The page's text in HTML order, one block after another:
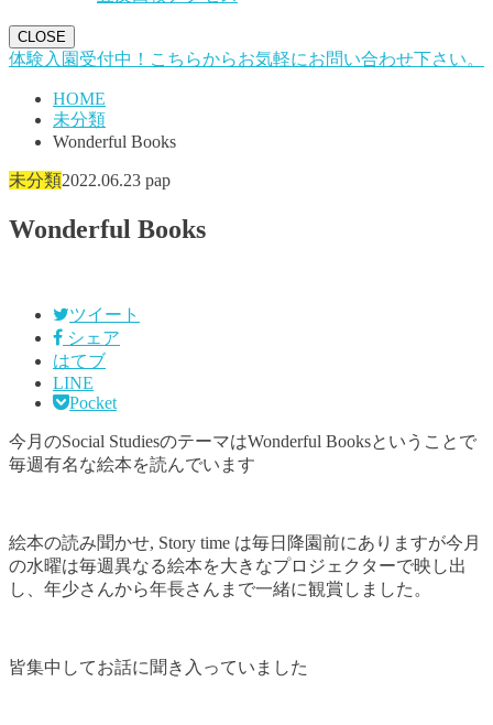
CLOSE
体験入園受付中！こちらからお気軽にお問い合わせ下さい。
HOME
未分類
Wonderful Books
未分類2022.06.23 pap
Wonderful Books
ツイート
シェア
はてブ
LINE
Pocket
今月のSocial StudiesのテーマはWonderful Booksということで
毎週有名な絵本を読んでいます
絵本の読み聞かせ, Story time は毎日降園前にありますが今月
の水曜は毎週異なる絵本を大きなプロジェクターで映し出
し、年少さんから年長さんまで一緒に観賞しました。
皆集中してお話に聞き入っていました